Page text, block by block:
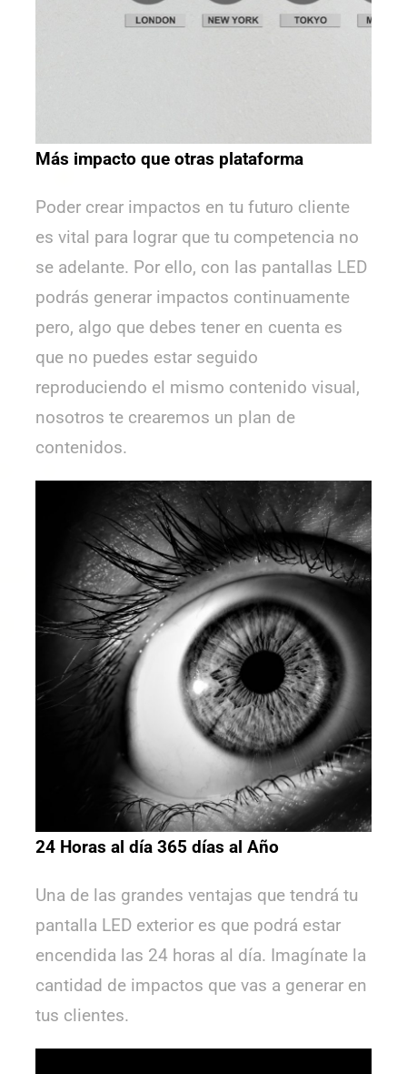
Más impacto que otras plataforma
Poder crear impactos en tu futuro cliente
es vital para lograr que tu competencia no
se adelante. Por ello, con las pantallas LED
podrás generar impactos continuamente
pero, algo que debes tener en cuenta es
que no puedes estar seguido
reproduciendo el mismo contenido visual,
nosotros te crearemos un plan de
contenidos.
24 Horas al día 365 días al Año
Una de las grandes ventajas que tendrá tu
pantalla LED exterior es que podrá estar
encendida las 24 horas al día. Imagínate la
cantidad de impactos que vas a generar en
tus clientes.